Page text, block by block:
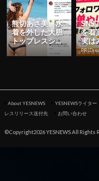
熊切あさ美、水
着を外した大胆
トップレスショ
ット披露！16年
ぶり写真集
SNS
を着
実は
使っ
About YESNEWS YESNEWSライター
レスリリース送付先
お問い合わせ
©Copyright2026 YESNEWS All Rights